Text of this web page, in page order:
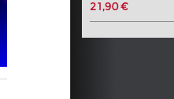
21,90 €